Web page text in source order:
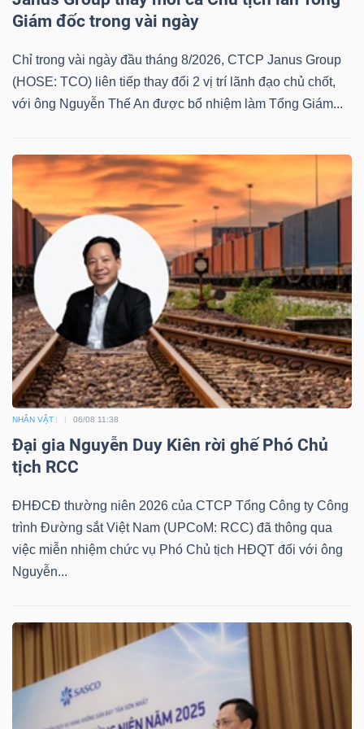
Giám đốc trong vài ngày
Chỉ trong vài ngày đầu tháng 8/2026, CTCP Janus Group
(HOSE: TCO) liên tiếp thay đổi 2 vị trí lãnh đạo chủ chốt,
với ông Nguyễn Thế An được bổ nhiệm làm Tổng Giám...
NHÂN VẬT 06/08 11:38
Đại gia Nguyễn Duy Kiên rời ghế Phó Chủ
tịch RCC
ĐHĐCĐ thường niên 2026 của CTCP Tổng Công ty Công
trình Đường sắt Việt Nam (UPCoM: RCC) đã thông qua
việc miễn nhiệm chức vụ Phó Chủ tịch HĐQT đối với ông
Nguyễn...
Công
tư
Truyền
thông
tài
chính
Dữ
liệu
chính